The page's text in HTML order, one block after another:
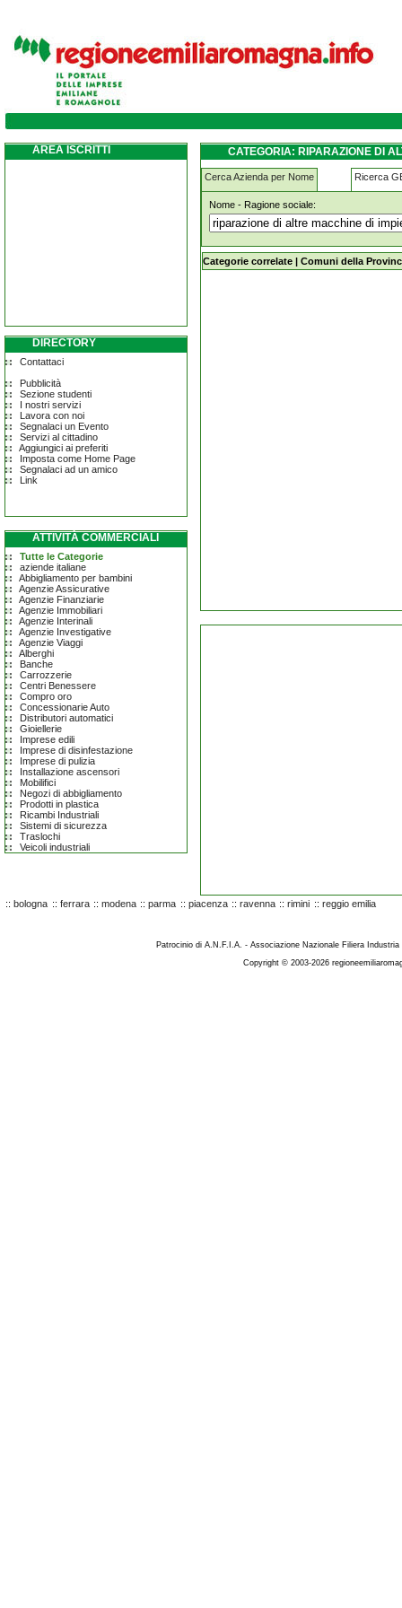
riparazione-di-altre-macchine-di-impiego-
AREA ISCRITTI
DIRECTORY
Contattaci
Pubblicità
Sezione studenti
I nostri servizi
Lavora con noi
Segnalaci un Evento
Servizi al cittadino
Aggiungici ai preferiti
Imposta come Home Page
Segnalaci ad un amico
Link
ATTIVITÀ COMMERCIALI
Tutte le Categorie
aziende italiane
Abbigliamento per bambini
Agenzie Assicurative
Agenzie Finanziarie
Agenzie Immobiliari
Agenzie Interinali
Agenzie Investigative
Agenzie Viaggi
Alberghi
Banche
Carrozzerie
Centri Benessere
Compro oro
Concessionarie Auto
Distributori automatici
Gioiellerie
Imprese edili
Imprese di disinfestazione
Imprese di pulizia
Installazione ascensori
Mobilifici
Negozi di abbigliamento
Prodotti in plastica
Ricambi Industriali
Sistemi di sicurezza
Traslochi
Veicoli industriali
CATEGORIA: RIPARAZIONE DI
Cerca Azienda per Nome Ricerca
Nome - Ragione sociale:
riparazione-di-altre-macchine-di-
Categorie correlate | Comuni della
:: bologna :: ferrara :: modena :: parma :: piacenza :: ravenna :: rimini :: reggio emilia
Patrocinio di A.N.F.I.A. - Associazione Nazionale Filiera
Copyright © 2003-2026